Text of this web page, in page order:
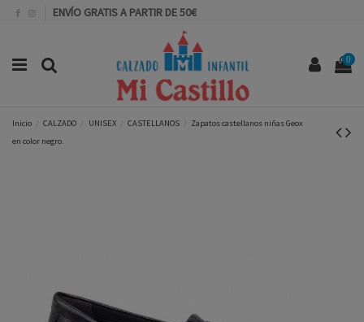
ENVÍO GRATIS A PARTIR DE 50€
0
Inicio CALZADO UNISEX CASTELLANOS
Zapatos castellanos niñas Geox
en color negro.